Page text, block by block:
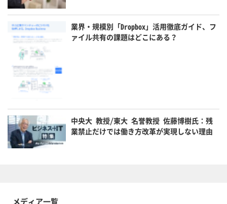
業界・規模別「Dropbox」活用徹底ガイド、フ
ァイル共有の課題はどこにある？
中央大 教授/東大 名誉教授 佐藤博樹氏：残
業禁止だけでは働き方改革が実現しない理由
メディア一覧